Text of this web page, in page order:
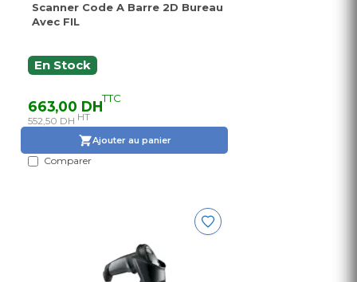
Scanner Code A Barre 2D Bureau
Avec FIL
En Stock
663,00 DHTTC
552,50 DH HT
Ajouter au panier
Comparer